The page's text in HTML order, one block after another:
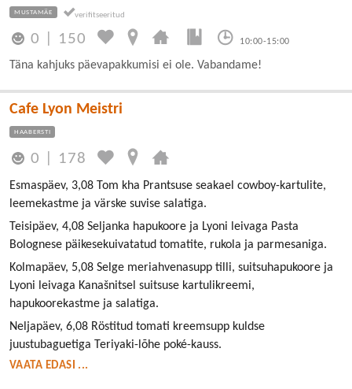
MUSTAMÄE
0 150 10:00-15:00
Täna kahjuks päevapakkumisi ei ole. Vabandame!
Cafe Lyon Meistri
HAABERSTI
0 178
Esmaspäev, 3,08 Tom kha Prantsuse seakael cowboy-kartulite,
leemekastme ja värske suvise salatiga.
Teisipäev, 4,08 Seljanka hapukoore ja Lyoni leivaga Pasta
Bolognese päikesekuivatatud tomatite, rukola ja parmesaniga.
Kolmapäev, 5,08 Selge meriahvenasupp tilli, suitsuhapukoore ja
Lyoni leivaga Kanašnitsel suitsuse kartulikreemi,
hapukoorekastme ja salatiga.
Neljapäev, 6,08 Röstitud tomati kreemsupp kuldse
juustubaguetiga Teriyaki-lõhe poké-kauss.
VAATA EDASI ...